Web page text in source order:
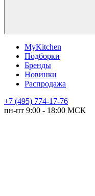
MyKitchen
Подборки
Бренды
Новинки
Распродажа
+7 (495) 774-17-76
пн-пт 9:00 - 18:00 МСК